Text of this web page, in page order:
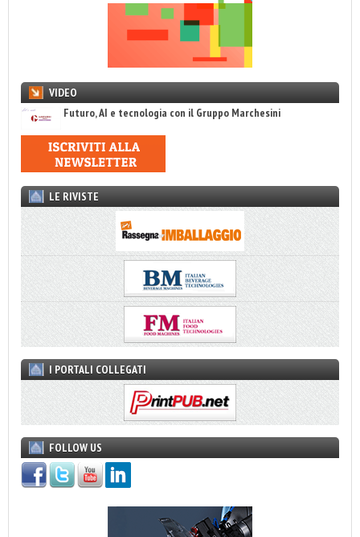
VIDEO
Futuro, AI e tecnologia con il Gruppo Marchesini
LE RIVISTE
I PORTALI COLLEGATI
FOLLOW US